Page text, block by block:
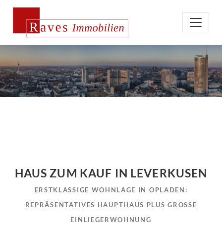
HAUS ZUM KAUF IN LEVERKUSEN
ERSTKLASSIGE WOHNLAGE IN OPLADEN:
REPRÄSENTATIVES HAUPTHAUS PLUS GROSSE E
INLIEGERWOHNUNG